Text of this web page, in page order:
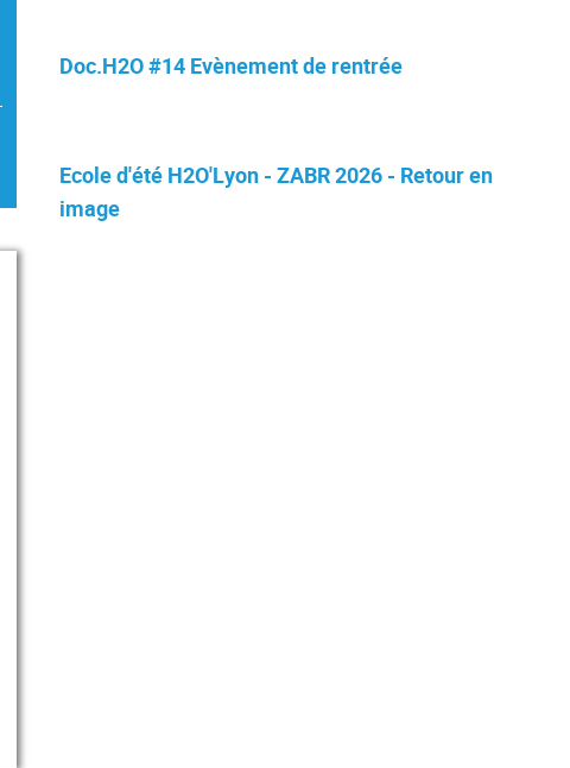
Doc.H2O #14 Evènement de rentrée
Ecole d'été H2O'Lyon - ZABR 2026 - Retour en
image